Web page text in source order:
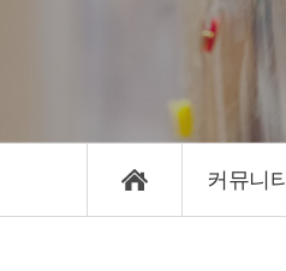
커뮤니티